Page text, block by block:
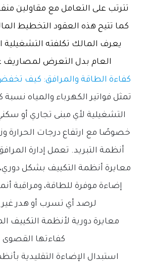
تترتب على التعامل مع مقاولين
كما تتيح هذه العقود التخطيط
يعرف المالك تكلفته التشغيلية
العام بدل التعرض لمصاريف
كفاءة الطاقة والمرافق: كيف
تمثل فواتير الكهرباء والمياه نسبة
التشغيلية لأي مبنى تجاري أو
خصوصًا مع ارتفاع درجات الحرارة
أنظمة التبريد. تعمل إدارة
معايرة أنظمة التكييف بشكل
إضاءة موفرة للطاقة، ومراقبة
لرصد أي تسرب أو هدر
معايرة دورية لأنظمة التكييف
كفاءتها القصوى